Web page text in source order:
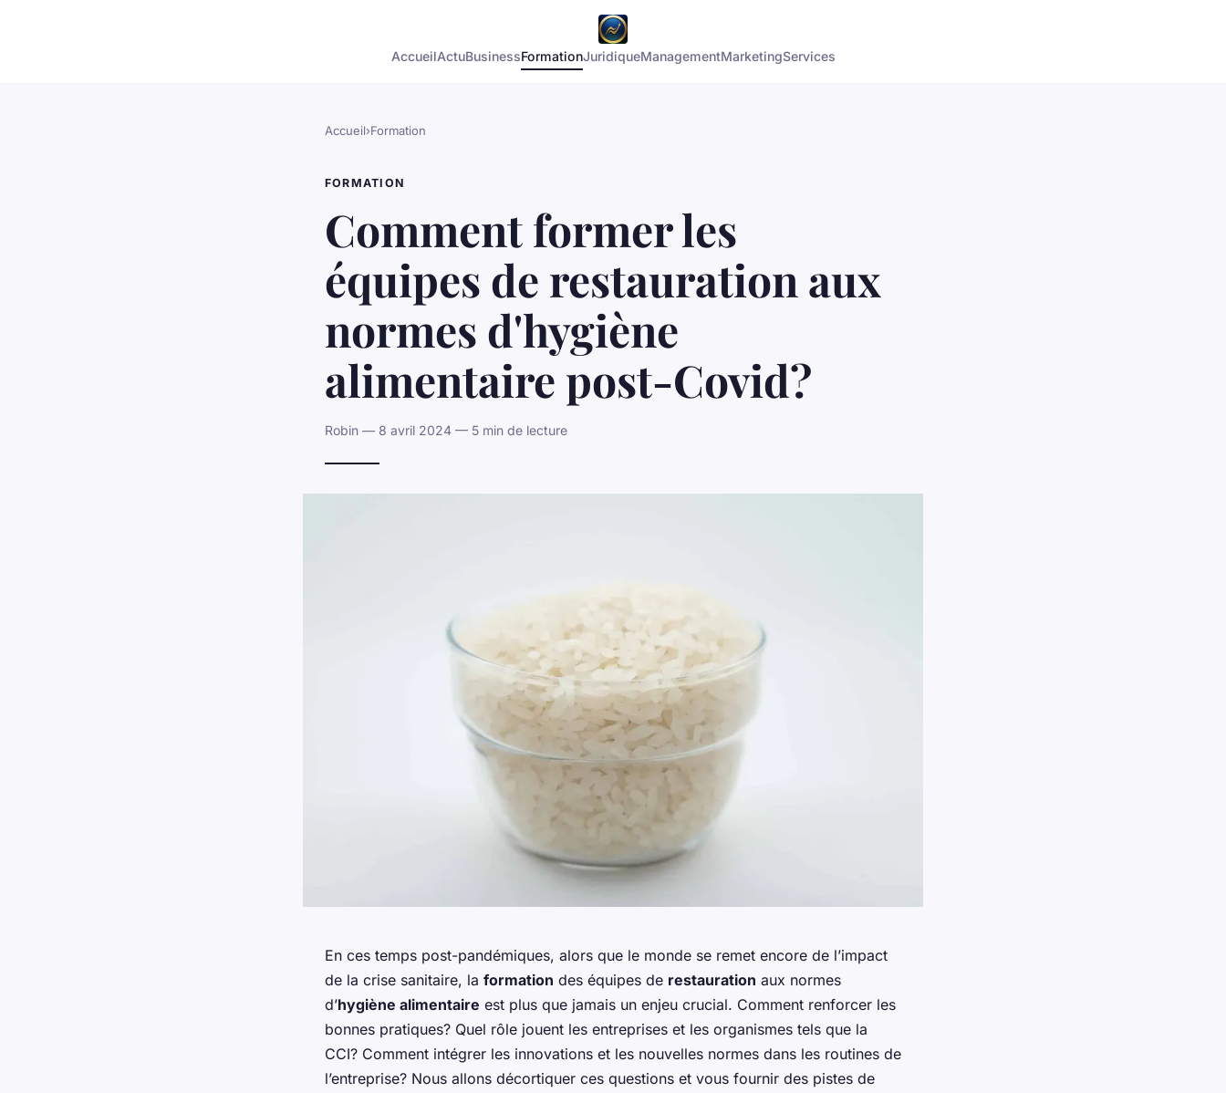
AccueilActuBusinessFormationJuridiqueManagementMarketingServices
Accueil›Formation
FORMATION
Comment former les
équipes de restauration aux
normes d'hygiène
alimentaire post-Covid?
Robin — 8 avril 2024 — 5 min de lecture
En ces temps post-pandémiques, alors que le monde se remet encore de l’impact
de la crise sanitaire, la formation des équipes de restauration aux normes
d’hygiène alimentaire est plus que jamais un enjeu crucial. Comment renforcer les
bonnes pratiques? Quel rôle jouent les entreprises et les organismes tels que la
CCI? Comment intégrer les innovations et les nouvelles normes dans les routines de
l’entreprise? Nous allons décortiquer ces questions et vous fournir des pistes de